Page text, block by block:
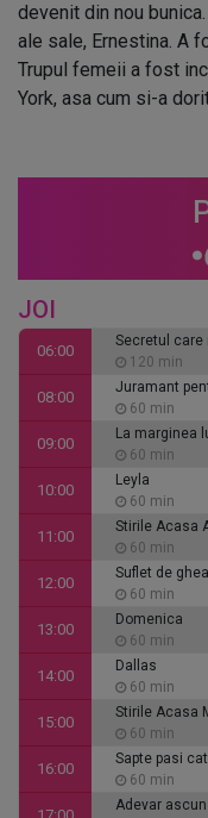
devenit din nou
ale sale, Ernestina. A
Trupul femeii a fost
York, asa cum si-a
JOI
06:00
Secretul care
120 min
08:00
Juramant
60 min
09:00
La marginea
60 min
10:00
Leyla
60 min
11:00
Stirile Acasa
60 min
12:00
Suflet de
60 min
13:00
Domenica
60 min
14:00
Dallas
60 min
15:00
Stirile Acasa
60 min
16:00
Sapte pasi
60 min
Adevar